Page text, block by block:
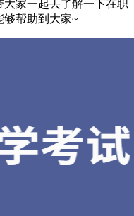
大家一起去了解一下在职
够帮助到大家~